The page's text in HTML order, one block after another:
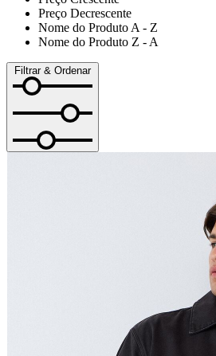
Preço Decrescente
Nome do Produto A - Z
Nome do Produto Z - A
Filtrar & Ordenar